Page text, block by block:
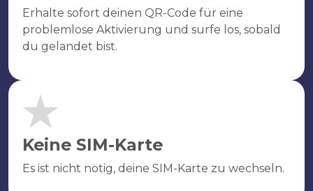
Erhalte sofort deinen QR-Code für eine
problemlose Aktivierung und surfe los, sobald
du gelandet bist.
Keine SIM-Karte
Es ist nicht nötig, deine SIM-Karte zu wechseln.